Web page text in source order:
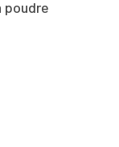
poudre